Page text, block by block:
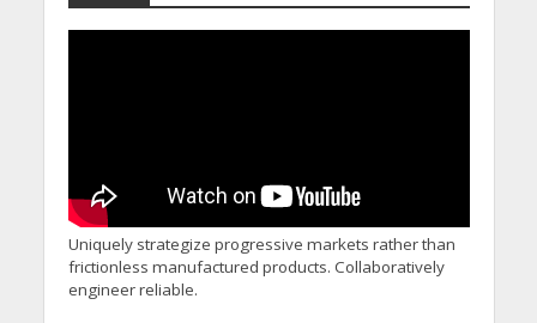
Uniquely strategize progressive markets rather than
frictionless manufactured products. Collaboratively
engineer reliable.